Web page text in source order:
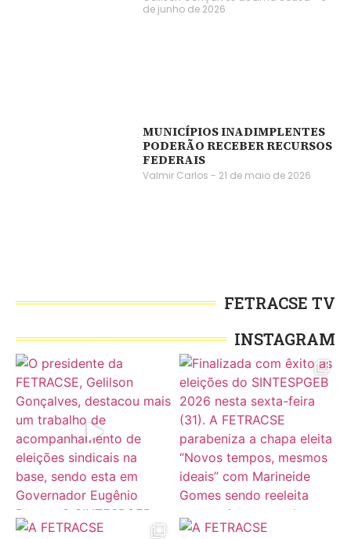
de junho de 2026
MUNICÍPIOS INADIMPLENTES
PODERÃO RECEBER RECURSOS
FEDERAIS
Valmir Carlos 21 de maio de 2026
FETRACSE TV
INSTAGRAM